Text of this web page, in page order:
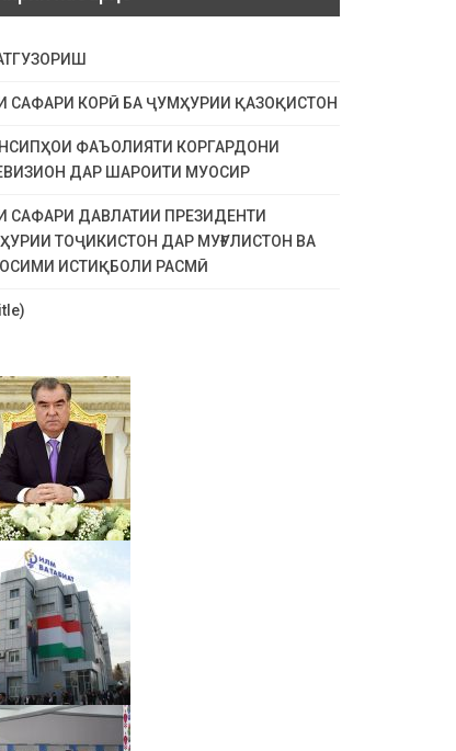
САФАРИ КОРӢ БА ҶУМҲУРИИ ҚАЗОҚИСТОН
ФАЪОЛИЯТИ КОРГАРДОНИ
ДАР ШАРОИТИ МУОСИР
САФАРИ ДАВЛАТИИ ПРЕЗИДЕНТИ
ТОҶИКИСТОН ДАР МУҒУЛИСТОН ВА
ИСТИҚБОЛИ РАСМӢ